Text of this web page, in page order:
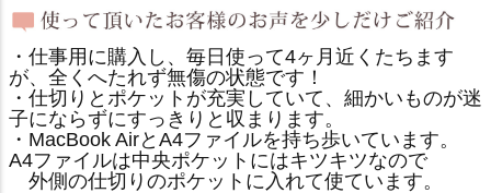
・仕事用に購入し、毎日使って4ヶ月近くたちます
が、全くへたれず無傷の状態です！
・仕切りとポケットが充実していて、細かいものが迷
子にならずにすっきりと収まります。
・MacBook AirとA4ファイルを持ち歩いています。
A4ファイルは中央ポケットにはキツキツなので
外側の仕切りのポケットに入れて使ています。